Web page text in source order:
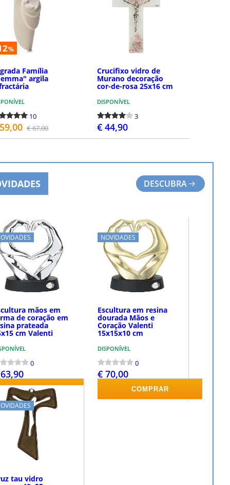
%
Família
argila
10
€ 67,00
Crucifixo vidro de
Murano decoração
cor-de-rosa 25x16 cm
DISPONÍVEL
3
€ 44,90
DESCUBRA
mãos em
de coração em
prateada
cm Valenti
0
COMPRAR
NOVIDADES
Escultura em resina
dourada Mãos e
Coração Valenti
15x15x10 cm
DISPONÍVEL
0
€ 70,00
COMPRAR
tau vidro